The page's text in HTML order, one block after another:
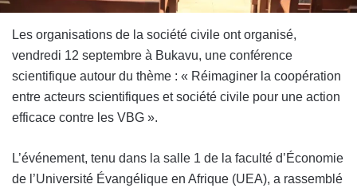
Les organisations de la société civile ont organisé,
vendredi 12 septembre à Bukavu, une conférence
scientifique autour du thème : « Réimaginer la coopération
entre acteurs scientifiques et société civile pour une action
efficace contre les VBG ».
L’événement, tenu dans la salle 1 de la faculté d’Économie
de l’Université Évangélique en Afrique (UEA), a rassemblé